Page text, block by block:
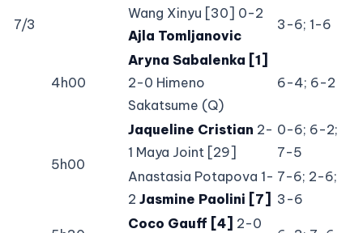
7/3
Wang Xinyu [30] 0-2
Ajla Tomljanovic
3-6; 1-6
4h00
Aryna Sabalenka [1]
2-0 Himeno
Sakatsume (Q)
6-4; 6-2
5h00
Jaqueline Cristian 2-
1 Maya Joint [29]
0-6; 6-2;
7-5
Anastasia Potapova 1-
2 Jasmine Paolini [7]
7-6; 2-6;
3-6
Coco Gauff [4] 2-0